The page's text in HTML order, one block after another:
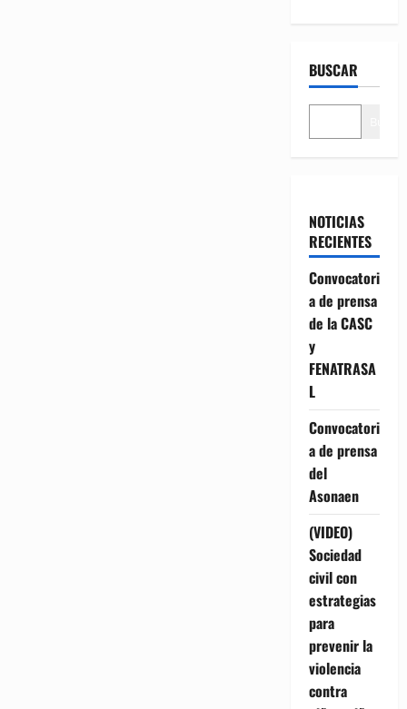
BUSCAR
NOTICIAS
RECIENTES
Convocatori
a de prensa
de la CASC
y
FENATRASA
L
Convocatori
a de prensa
del
Asonaen
(VIDEO)
Sociedad
civil con
estrategias
para
prevenir la
violencia
contra